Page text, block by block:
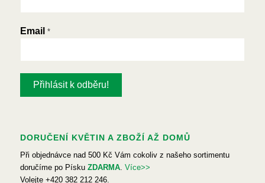
Email *
DORUČENÍ KVĚTIN A ZBOŽÍ AŽ DOMŮ
Při objednávce nad 500 Kč Vám cokoliv z našeho sortimentu
doručíme po Písku ZDARMA. Více>>
Volejte +420 382 212 246.